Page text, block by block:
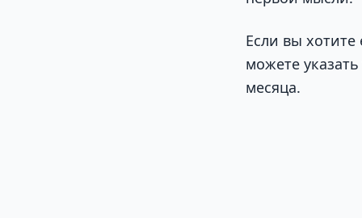
Если вы
можете
месяца.